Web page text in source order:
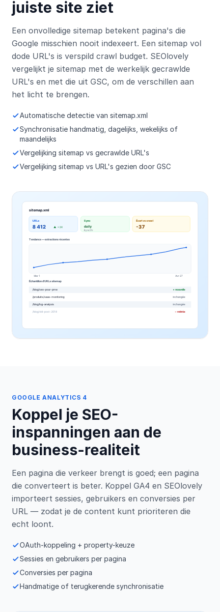
juiste site ziet
Een onvolledige sitemap betekent pagina's die
Google misschien nooit indexeert. Een sitemap vol
dode URL's is verspild crawl budget. SEOlovely
vergelijkt je sitemap met de werkelijk gecrawlde
URL's en met die uit GSC, om de verschillen aan
het licht te brengen.
Automatische detectie van sitemap.xml
Synchronisatie handmatig, dagelijks, wekelijks of
maandelijks
Vergelijking sitemap vs gecrawlde URL's
Vergelijking sitemap vs URL's gezien door GSC
GOOGLE ANALYTICS 4
Koppel je SEO-
inspanningen aan de
business-realiteit
Een pagina die verkeer brengt is goed; een pagina
die converteert is beter. Koppel GA4 en SEOlovely
importeert sessies, gebruikers en conversies per
URL — zodat je de content kunt prioriteren die
echt loont.
OAuth-koppeling + property-keuze
Sessies en gebruikers per pagina
Conversies per pagina
Handmatige of terugkerende synchronisatie